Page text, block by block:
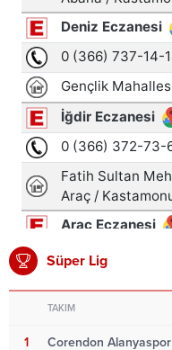
Süper Lig
TAKIM
1 Corendon Alanyaspor